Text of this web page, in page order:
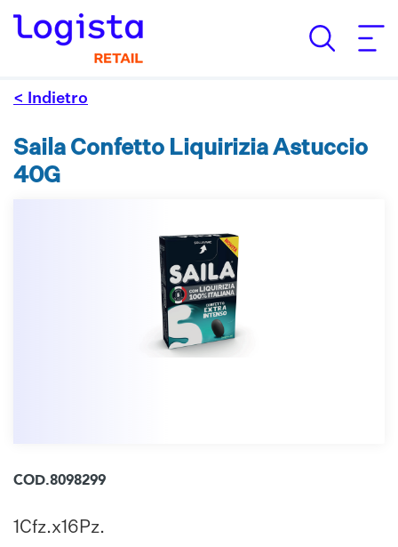
< Indietro
Saila Confetto Liquirizia Astuccio
40G
COD.8098299
1Cfz.x16Pz.